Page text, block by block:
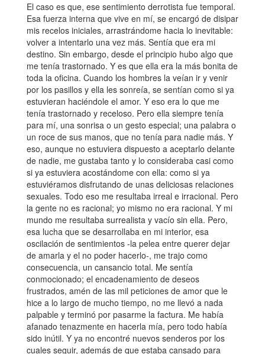
El caso es que, ese sentimiento derrotista fue temporal.
Esa fuerza interna que vive en mí, se encargó de disipar
mis recelos iniciales, arrastrándome hacia lo inevitable:
volver a intentarlo una vez más. Sentía que era mi
destino. Sin embargo, desde el principio hubo algo que
me tenía trastornado. Y es que ella era la más bonita de
toda la oficina. Cuando los hombres la veían ir y venir
por los pasillos y ella les sonreía, se sentían como si ya
estuvieran haciéndole el amor. Y eso era lo que me
tenía trastornado y receloso. Pero ella siempre tenía
para mí, una sonrisa o un gesto especial; una palabra o
un roce de sus manos, que no tenía para nadie más. Y
eso, aunque no estuviera dispuesto a aceptarlo delante
de nadie, me gustaba tanto y lo consideraba casi como
si ya estuviera acostándome con ella: como si ya
estuviéramos disfrutando de unas deliciosas relaciones
sexuales. Todo eso me resultaba irreal e irracional. Pero
la gente no es racional; yo mismo no era racional. Y mi
mundo me resultaba surrealista y vacío sin ella. Pero,
esa lucha que se desarrollaba en mi interior, esa
oscilación de sentimientos -la pelea entre querer dejar
de amarla y el no poder hacerlo-, me trajo como
consecuencia, un cansancio total. Me sentía
conmocionado; el encadenamiento de deseos
frustrados, amén de las mil peticiones de amor que le
hice a lo largo de mucho tiempo, no me llevó a nada
palpable y terminó por pasarme la factura. Me había
afanado tenazmente en hacerla mía, pero todo había
sido inútil. Y ya no encontré nuevos senderos por los
cuales seguir, además de que estaba cansado para